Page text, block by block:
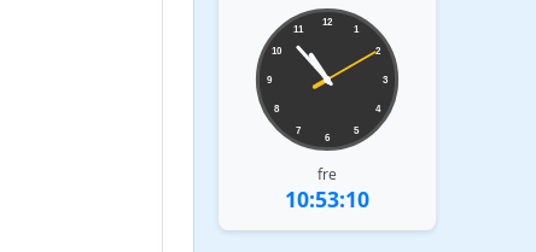
12
1
2
3
4
5
6
7
8
9
10
11
fre
10:53:10